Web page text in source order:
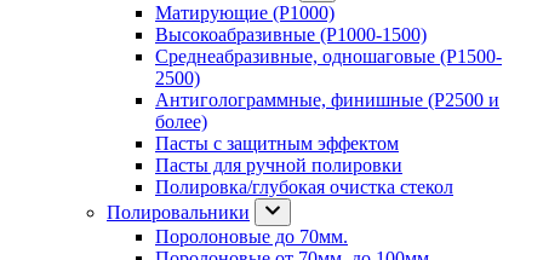
Матирующие (P1000)
Высокоабразивные (P1000-1500)
Среднеабразивные, одношаговые (P1500-
2500)
Антиголограммные, финишные (P2500 и
более)
Пасты с защитным эффектом
Пасты для ручной полировки
Полировка/глубокая очистка стекол
Полировальники
Поролоновые до 70мм.